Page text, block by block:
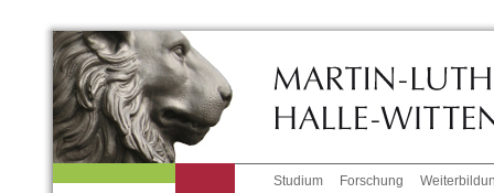
Studium Forschung